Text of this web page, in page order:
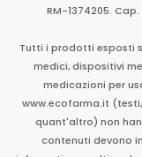
RM-1374205.
Tutti i prodotti esposti
medici, dispositivi
medicazioni per
www.ecofarma.it
quant'altro) non
contenuti devono